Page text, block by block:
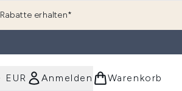
erhalten*
EUR Anmelden Warenkorb